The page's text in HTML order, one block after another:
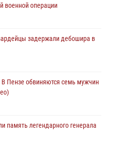
военной операции
задержали дебошира в
Пензе обвиняются семь мужчин
память легендарного генерала